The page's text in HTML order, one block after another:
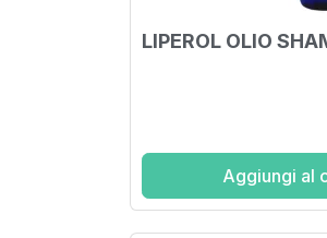
LIPEROL OLIO
Aggiungi al